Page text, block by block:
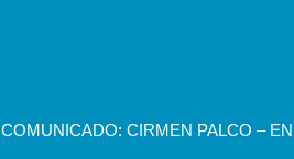
COMUNICADO: CIRMEN PALCO –